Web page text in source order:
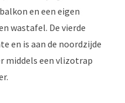
en een eigen
wastafel. De vierde
en is aan de noordzijde
middels een vlizotrap